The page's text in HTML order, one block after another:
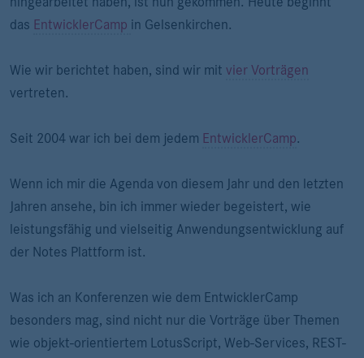
das EntwicklerCamp in Gelsenkirchen.
Wie wir berichtet haben, sind wir mit vier Vorträgen
vertreten.
Seit 2004 war ich bei dem jedem EntwicklerCamp.
Wenn ich mir die Agenda von diesem Jahr und den letzten
Jahren ansehe, bin ich immer wieder begeistert, wie
leistungsfähig und vielseitig Anwendungsentwicklung auf
der Notes Plattform ist.
Was ich an Konferenzen wie dem EntwicklerCamp
besonders mag, sind nicht nur die Vorträge über Themen
wie objekt-orientiertem LotusScript, Web-Services, REST-